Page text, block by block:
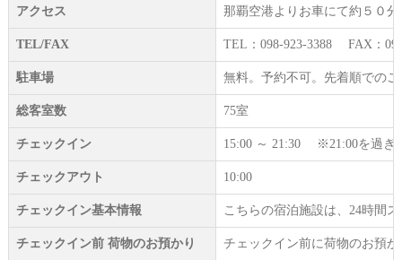
アクセス 那覇空港よりお車にて約５０分
TEL/FAX TEL：098-923-3388 FAX：
駐車場 無料。予約不可。先着順での
総客室数 75室
チェックイン 15:00 ～ 21:30 ※21:00を過ぎ
チェックアウト 10:00
チェックイン基本情報 こちらの宿泊施設は、24時間
チェックイン前 荷物のお預かり チェックイン前に荷物のお預